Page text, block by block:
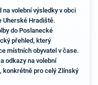
volební výsledky v obci
Uherské Hradiště.
do Poslanecké
přehled, který
místních obyvatel v čase.
odkazy na volební
konkrétně pro celý Zlínský